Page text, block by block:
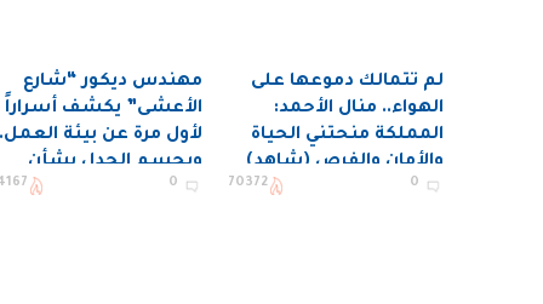
لم تتمالك دموعها على
الهواء.. منال الأحمد:
المملكة منحتني الحياة
والأمان والفرص (شاهد)
0
70372
مهندس ديكور “شارع
الأعشى” يكشف أسراراً
لأول مرة عن بيئة
ويحسم الجدل بشأن
وجود جزء ثالث (فيديو)
0